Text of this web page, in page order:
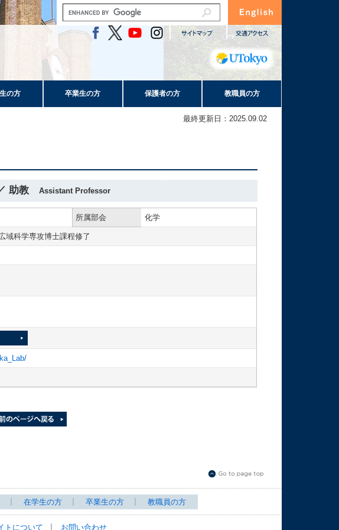
の方 卒業生の方 保護者の方 教職員の方
最終更新日：2025.09.02
助教Assistant Professor
所属部会 化学
域科学専攻博士課程修了
在学生の方 卒業生の方 教職員の方
トについて お問い合わせ